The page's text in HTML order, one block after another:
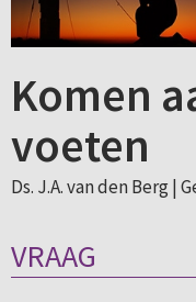
Komen
voeten
Ds. J.A. van den Berg |
VRAAG